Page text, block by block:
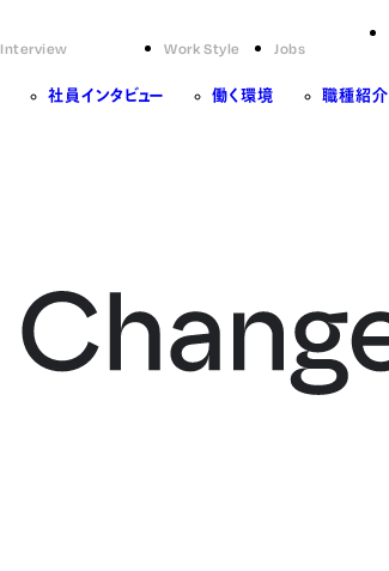
Interview
社員インタビュー
Work Style
働く環境
Jobs
職種紹介